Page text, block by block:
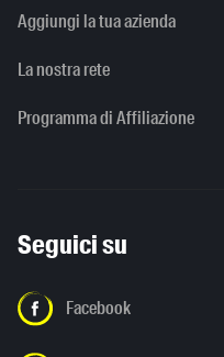
Aggiungi la tua azienda
La nostra rete
Programma di Affiliazione
Seguici su
Facebook